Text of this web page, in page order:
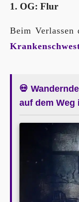
1. OG: Flur
Beim Verlassen
💀
auf dem Weg